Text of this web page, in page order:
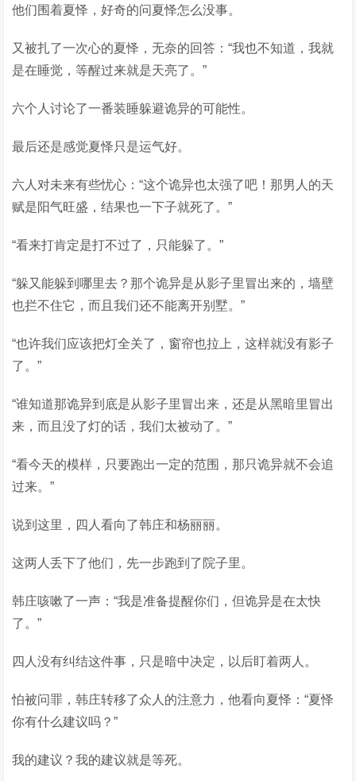
他们围着夏怿，好奇的问夏怿怎么没事。
又被扎了一次心的夏怿，无奈的回答：“我也不知道，我就
是在睡觉，等醒过来就是天亮了。”
六个人讨论了一番装睡躲避诡异的可能性。
最后还是感觉夏怿只是运气好。
六人对未来有些忧心：“这个诡异也太强了吧！那男人的天
赋是阳气旺盛，结果也一下子就死了。”
“看来打肯定是打不过了，只能躲了。”
“躲又能躲到哪里去？那个诡异是从影子里冒出来的，墙壁
也拦不住它，而且我们还不能离开别墅。”
“也许我们应该把灯全关了，窗帘也拉上，这样就没有影子
了。”
“谁知道那诡异到底是从影子里冒出来，还是从黑暗里冒出
来，而且没了灯的话，我们太被动了。”
“看今天的模样，只要跑出一定的范围，那只诡异就不会追
过来。”
说到这里，四人看向了韩庄和杨丽丽。
这两人丢下了他们，先一步跑到了院子里。
韩庄咳嗽了一声：“我是准备提醒你们，但诡异是在太快
了。”
四人没有纠结这件事，只是暗中决定，以后盯着两人。
怕被问罪，韩庄转移了众人的注意力，他看向夏怿：“夏怿
你有什么建议吗？”
我的建议？我的建议就是等死。